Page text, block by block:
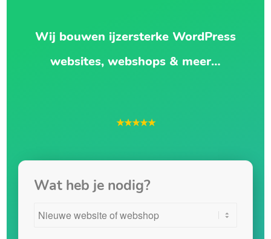
Wij bouwen ijzersterke WordPress
websites, webshops & meer…
★★★★★
Wat heb je nodig?